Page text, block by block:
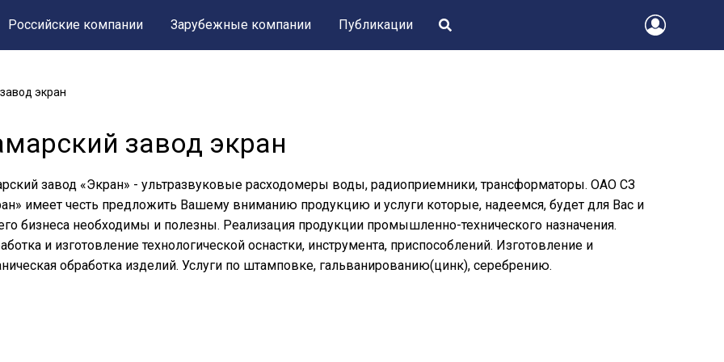
Российские компании Зарубежные компании Публикации
экран
завод экран
завод «Экран» - ультразвуковые расходомеры воды, радиоприемники, трансформаторы. ОАО СЗ
имеет честь предложить Вашему вниманию продукцию и услуги которые, надеемся, будет для Вас и
бизнеса необходимы и полезны. Реализация продукции промышленно-технического назначения.
и изготовление технологической оснастки, инструмента, приспособлений. Изготовление и
обработка изделий. Услуги по штамповке, гальванированию(цинк), серебрению.